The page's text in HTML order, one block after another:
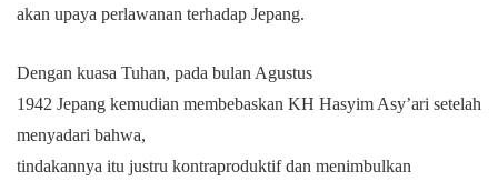
akan upaya perlawanan terhadap Jepang.
Dengan kuasa Tuhan, pada bulan Agustus
1942 Jepang kemudian membebaskan KH Hasyim Asy’ari setelah
menyadari bahwa,
tindakannya itu justru kontraproduktif dan menimbulkan